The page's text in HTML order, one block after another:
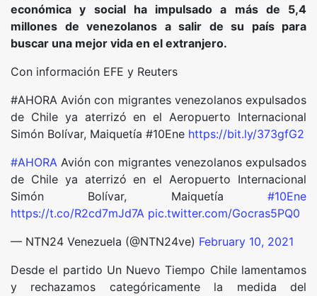
económica y social ha impulsado a más de 5,4
millones de venezolanos a salir de su país para
buscar una mejor vida en el extranjero.
Con información EFE y Reuters
#AHORA Avión con migrantes venezolanos expulsados
de Chile ya aterrizó en el Aeropuerto Internacional
Simón Bolívar, Maiquetía #10Ene https://bit.ly/373gfG2
#AHORA Avión con migrantes venezolanos expulsados
de Chile ya aterrizó en el Aeropuerto Internacional
Simón Bolívar, Maiquetía #10Ene
https://t.co/R2cd7mJd7A pic.twitter.com/Gocras5PQ0
— NTN24 Venezuela (@NTN24ve) February 10, 2021
Desde el partido Un Nuevo Tiempo Chile lamentamos
y rechazamos categóricamente la medida del